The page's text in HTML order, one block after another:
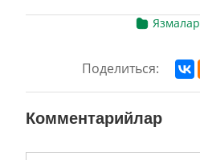
Язмалар
Поделиться:
Комментарийлар